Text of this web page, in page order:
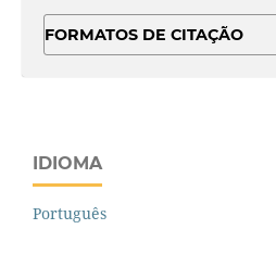
FORMATOS DE CITAÇÃO
IDIOMA
Português